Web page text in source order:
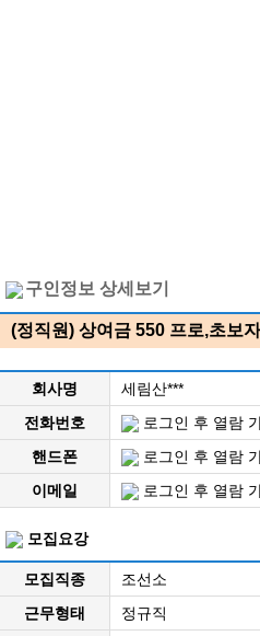
구인정보 상세보기
(정직원) 상여금 550 프로,초보
회사명
세림산***
전화번호
로그인 후 열람
핸드폰
로그인 후 열람
이메일
로그인 후 열람
모집요강
모집직종
조선소
근무형태
정규직